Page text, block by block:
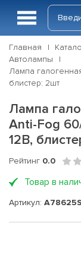
Главная
Автолампы
Лампа
блистер: 2шт
Лампа
Anti-Fog
12В,
Рейтинг 0.0
Товар в
Артикул: A78625S